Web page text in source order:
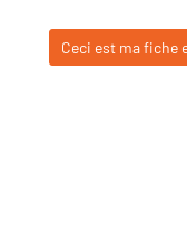
Ceci est ma fiche